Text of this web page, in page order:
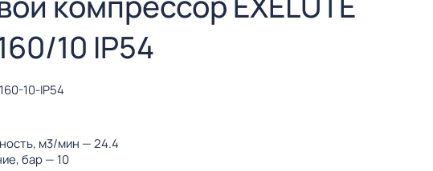
10 IP54
10-IP54
м3/мин — 24.4
бар— 10